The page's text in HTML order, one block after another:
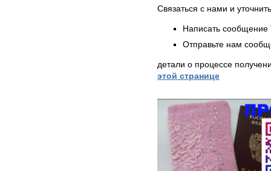
Связаться с нами и
Написать
Отправьте нам
детали о процессе
этой странице